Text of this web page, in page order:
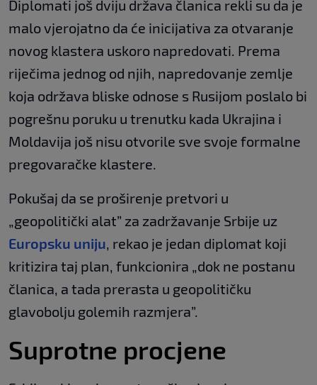
Diplomati još dviju država članica rekli su da je
malo vjerojatno da će inicijativa za otvaranje
novog klastera uskoro napredovati. Prema
riječima jednog od njih, napredovanje zemlje
koja održava bliske odnose s Rusijom poslalo bi
pogrešnu poruku u trenutku kada Ukrajina i
Moldavija još nisu otvorile sve svoje formalne
pregovaračke klastere.
Pokušaj da se proširenje pretvori u
„geopolitički alat” za zadržavanje Srbije uz
Europsku uniju, rekao je jedan diplomat koji
kritizira taj plan, funkcionira „dok ne postanu
članica, a tada prerasta u geopolitičku
glavobolju golemih razmjera”.
Suprotne procjene